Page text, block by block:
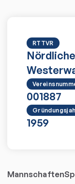
RTTVR
001887
1959
Mannschaften